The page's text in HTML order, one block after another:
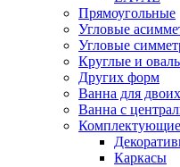
Прямоугольные
Угловые
Угловые
Круглые и
Других форм
Ванна для двоих
Ванна с
Каркасы